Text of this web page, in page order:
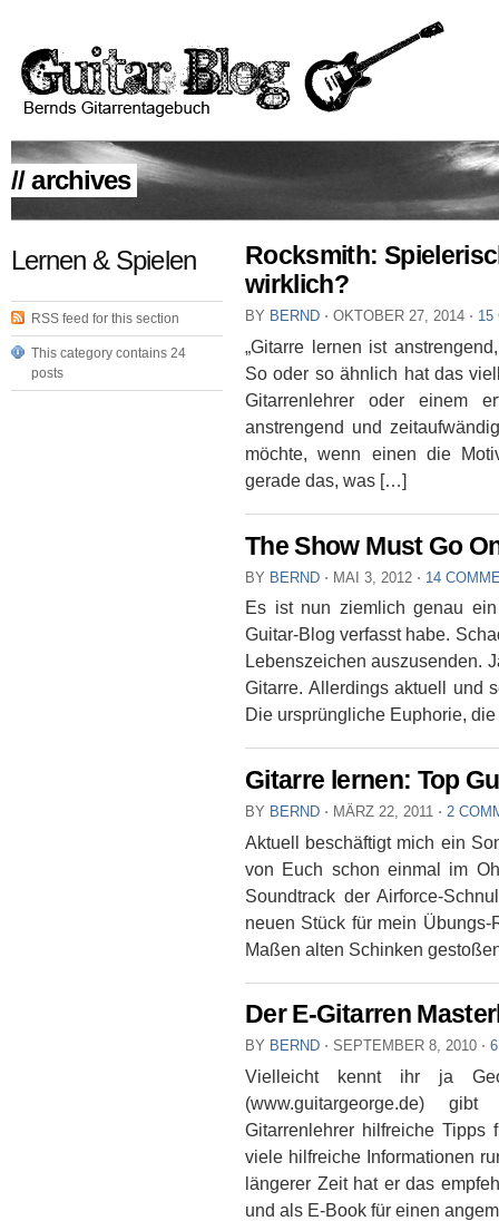
// archives
Lernen & Spielen
RSS feed for this section
This category contains 24
posts
Rocksmith:
wirklich?
BY BERND ⋅ OKTOBER 27, 2014 ⋅ 15
„Gitarre lernen ist
So oder so ähnlich hat das
Gitarrenlehrer oder einem
anstrengend und
möchte, wenn einen die
gerade das, was […]
The Show Must Go
BY BERND ⋅ MAI 3, 2012 ⋅ 14
Es ist nun ziemlich genau
Guitar-Blog verfasst habe.
Lebenszeichen auszusenden.
Gitarre. Allerdings aktuell und
Die ursprüngliche Euphorie,
Gitarre lernen: Top
BY BERND ⋅ MÄRZ 22, 2011 ⋅ 2
Aktuell beschäftigt mich ein
von Euch schon einmal im
Soundtrack der Airforce-
neuen Stück für mein
Maßen alten Schinken
Der E-Gitarren
BY BERND ⋅ SEPTEMBER 8, 2010 ⋅
Vielleicht kennt ihr ja
(www.guitargeorge.de)
Gitarrenlehrer hilfreiche Tipps
viele hilfreiche Informationen
längerer Zeit hat er das
und als E-Book für einen